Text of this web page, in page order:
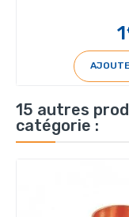
1
15 autres
catégorie :